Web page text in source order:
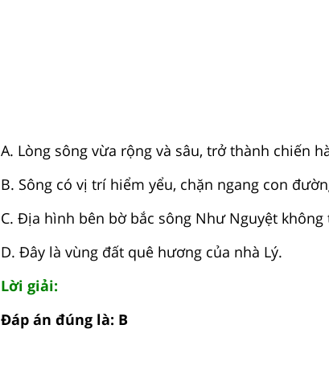
A. Lòng sông vừa rộng và sâu, trở thành chiến
B. Sông có vị trí hiểm yểu, chặn ngang con
C. Địa hình bên bờ bắc sông Như Nguyệt
D. Đây là vùng đất quê hương của nhà Lý.
Lời giải:
Đáp án đúng là: B